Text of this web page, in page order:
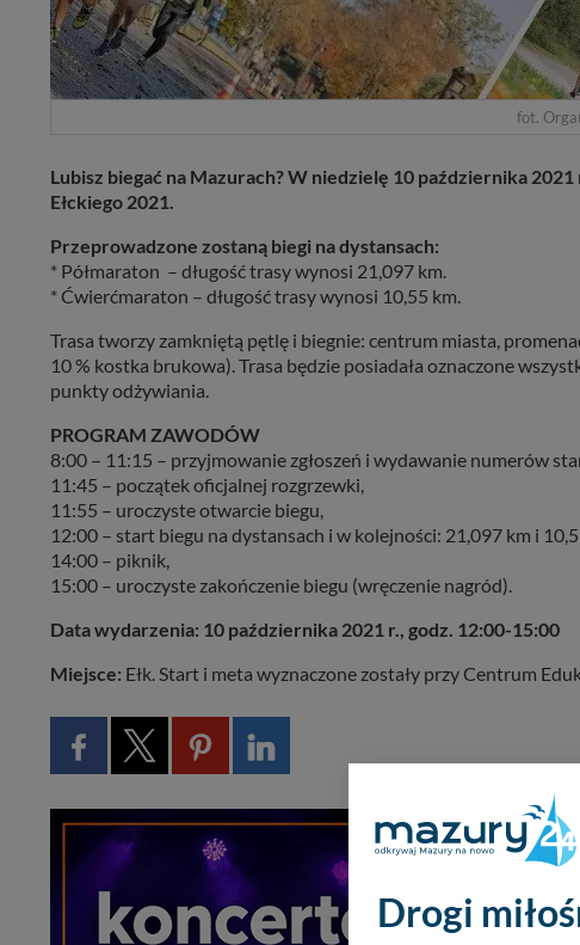
fot.
Lubisz biegać na Mazurach? W niedzielę 10 października
Ełckiego 2021.
Przeprowadzone zostaną biegi na dystansach:
* Półmaraton – długość trasy wynosi 21,097 km.
* Ćwierćmaraton – długość trasy wynosi 10,55 km.
Trasa tworzy zamkniętą pętlę i biegnie: centrum miasta,
10 % kostka brukowa). Trasa będzie posiadała oznaczone
punkty odżywiania.
PROGRAM ZAWODÓW
8:00 – 11:15 – przyjmowanie zgłoszeń i wydawanie numerów
11:45 – początek oficjalnej rozgrzewki,
11:55 – uroczyste otwarcie biegu,
12:00 – start biegu na dystansach i w kolejności: 21,097 km i
14:00 – piknik,
15:00 – uroczyste zakończenie biegu (wręczenie nagród).
Data wydarzenia: 10 października 2021 r., godz. 12:00-15:00
Miejsce: Ełk. Start i meta wyznaczone zostały przy Centrum
Drogi